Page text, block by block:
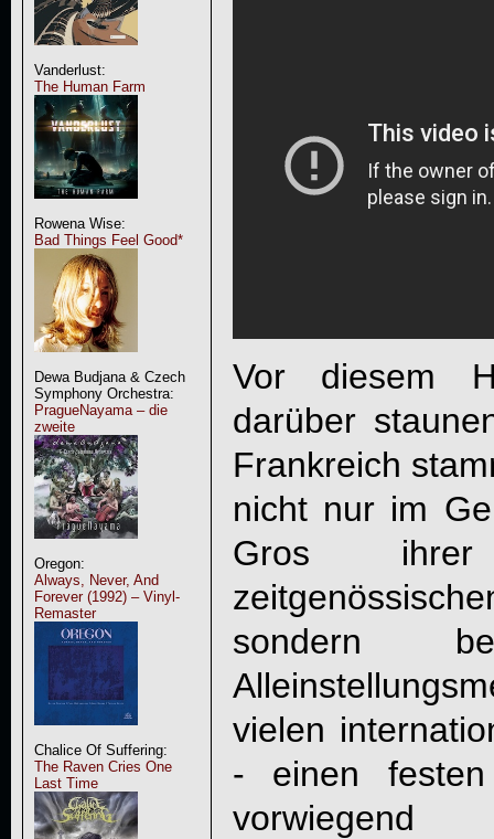
Vanderlust:
The Human Farm
Rowena Wise:
Bad Things Feel Good*
Dewa Budjana & Czech
Symphony Orchestra:
PragueNayama – die
zweite
Oregon:
Always, Never, And
Forever (1992) – Vinyl-
Remaster
Chalice Of Suffering:
The Raven Cries One
Last Time
Vor diesem
darüber
Frankreich
nicht nur im
Gros
sondern
vielen
- einen